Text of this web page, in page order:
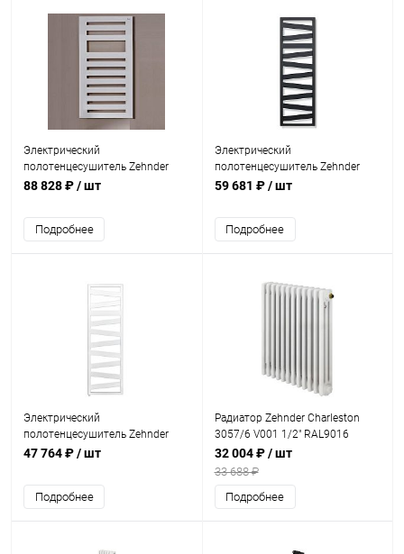
Электрический
полотенцесушитель Zehnder
Metropolitan Spa METE-120-
88 828 ₽/ шт
Подробнее
Электрический
полотенцесушитель Zehnder
Kazeane RK-130-050/GD Черный
59 681 ₽/ шт
Подробнее
Электрический
полотенцесушитель Zehnder
Kazeane RK-130-050/GD Белый
47 764 ₽/ шт
Подробнее
Радиатор Zehnder Charleston
3057/6 V001 1/2" RAL9016
32 004 ₽/ шт
33 688 ₽
Подробнее